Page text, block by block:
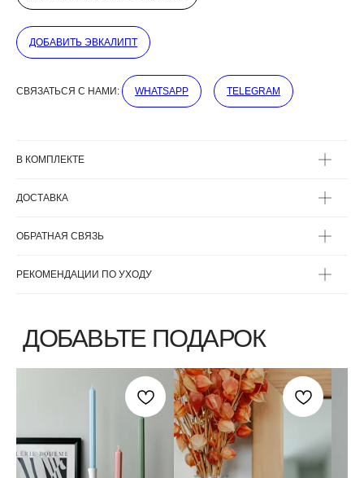
ДОБАВИТЬ ЭВКАЛИПТ
СВЯЗАТЬСЯ С НАМИ: WHATSAPP TELEGRAM
В КОМПЛЕКТЕ
ДОСТАВКА
ОБРАТНАЯ СВЯЗЬ
РЕКОМЕНДАЦИИ ПО УХОДУ
ВЫБЕРИТЕ ВАЗУ